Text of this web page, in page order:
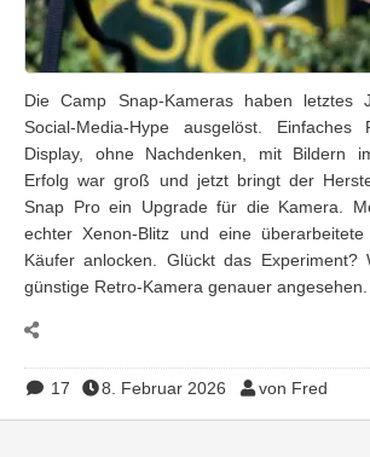
Die Camp Snap-Kameras haben letztes
Social-Media-Hype ausgelöst. Einfaches
Display, ohne Nachdenken, mit Bildern
Erfolg war groß und jetzt bringt der
Snap Pro ein Upgrade für die Kamera.
echter Xenon-Blitz und eine
Käufer anlocken. Glückt das
günstige Retro-Kamera genauer angesehen.
17 8. Februar 2026 von Fred